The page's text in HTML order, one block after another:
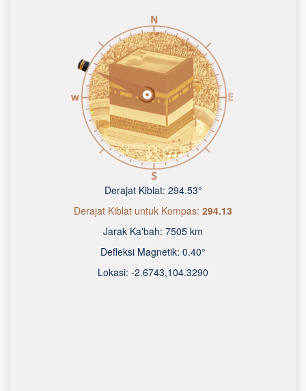
Derajat Kiblat: 294.53°
Derajat Kiblat untuk Kompas: 294.13
Jarak Ka'bah: 7505 km
Defleksi Magnetik: 0.40°
Lokasi: -2.6743,104.3290